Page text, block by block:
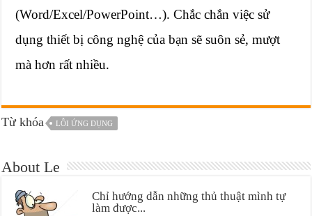
(Word/Excel/PowerPoint…). Chắc chắn việc sử
dụng thiết bị công nghệ của bạn sẽ suôn sẻ, mượt
mà hơn rất nhiều.
Từ khóa LỖI ỨNG DỤNG
About Le
Chỉ hướng dẫn những thủ thuật mình tự
làm được...